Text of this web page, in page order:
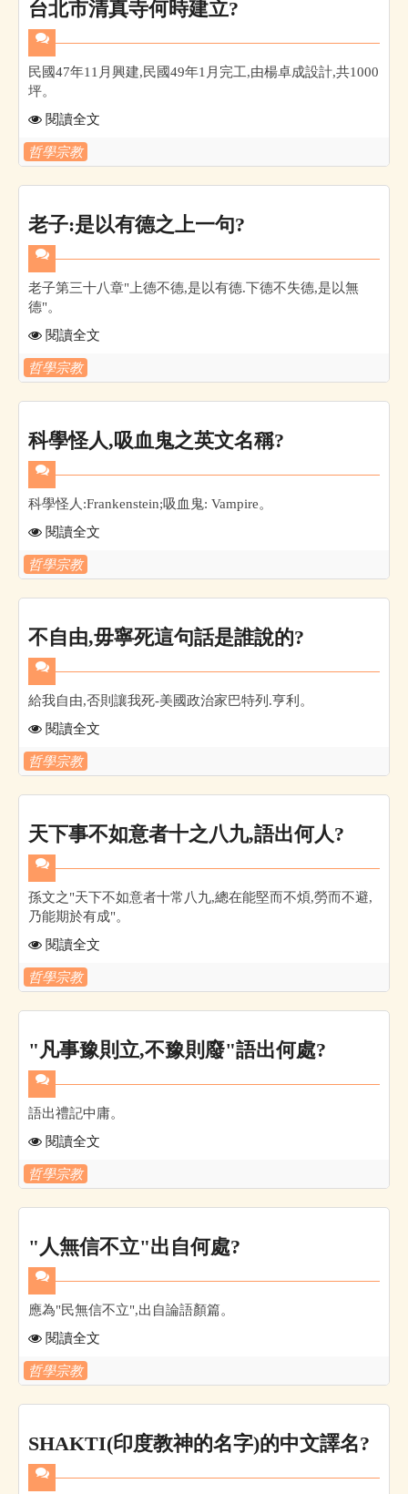
台北市清真寺何時建立?
民國47年11月興建,民國49年1月完工,由楊卓成設計,共1000
坪。
閱讀全文
哲學宗教
老子:是以有德之上一句?
老子第三十八章"上德不德,是以有德.下德不失德,是以無
德"。
閱讀全文
哲學宗教
科學怪人,吸血鬼之英文名稱?
科學怪人:Frankenstein;吸血鬼: Vampire。
閱讀全文
哲學宗教
不自由,毋寧死這句話是誰說的?
給我自由,否則讓我死-美國政治家巴特列.亨利。
閱讀全文
哲學宗教
天下事不如意者十之八九,語出何人?
孫文之"天下不如意者十常八九,總在能堅而不煩,勞而不避,
乃能期於有成"。
閱讀全文
哲學宗教
"凡事豫則立,不豫則廢"語出何處?
語出禮記中庸。
閱讀全文
哲學宗教
"人無信不立"出自何處?
應為"民無信不立",出自論語顏篇。
閱讀全文
哲學宗教
SHAKTI(印度教神的名字)的中文譯名?